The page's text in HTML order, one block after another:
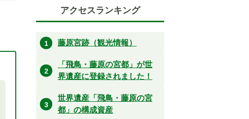
アクセスランキング
藤原宮跡（観光情報）
「飛鳥・藤原の宮都」が世
界遺産に登録されました！
世界遺産「飛鳥・藤原の宮
都」の構成資産